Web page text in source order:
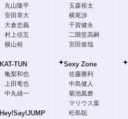
丸山隆平
安田章大
大倉忠義
村上信五
横山裕
KAT-TUN
亀梨和也
上田竜也
中丸雄一
Hey!Say!JUMP
玉森裕太
横尾渉
千賀健永
二階堂高嗣
宮田俊哉
Sexy Zone
佐藤勝利
中島健人
菊池風磨
マリウス葉
松島聡